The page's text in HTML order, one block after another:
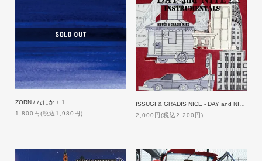
ZORN / なにか + 1
1,800円(税込1,980円)
2,000円(税込2,200円)